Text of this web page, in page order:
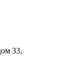
33,